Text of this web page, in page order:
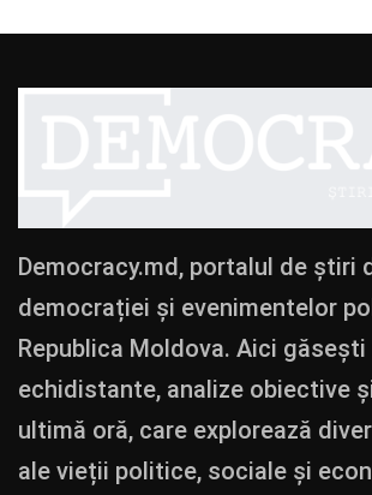
Democracy.md, portalul de știri
democrației și evenimentelor
Republica Moldova. Aici
echidistante, analize obiective
ultimă oră, care explorează
ale vieții politice, sociale și